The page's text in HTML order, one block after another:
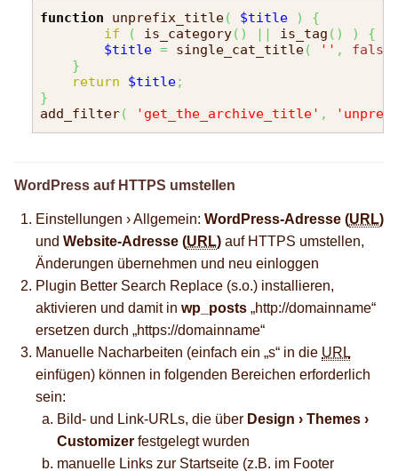
function unprefix_title( $title )
{
if
( is_category( ) || is_tag ( ) )
{
$title = single_cat_title( '' ,
false
}
return
$title;
}
add_filter( 'get_the_archive_title' ,
WordPress auf HTTPS umstellen
Einstellungen › Allgemein: WordPress-Adresse (URL)
und Website-Adresse (URL) auf HTTPS umstellen,
Änderungen übernehmen und neu einloggen
Plugin Better Search Replace (s.o.) installieren,
aktivieren und damit in wp_posts „http://domainname“
ersetzen durch „https://domainname“
Manuelle Nacharbeiten (einfach ein „s“ in die URL
einfügen) können in folgenden Bereichen erforderlich
sein:
Bild- und Link-URLs, die über Design › Themes ›
Customizer festgelegt wurden
manuelle Links zur Startseite (z.B. im Footer